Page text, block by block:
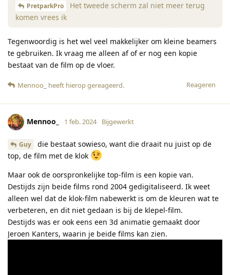
PretparkPro
Het tweede scherm zal niet meer terug
komen vrees ik
Tegenwoordig is het wel veel makkelijker om kleine beamers
te gebruiken. Ik vraag me alleen af of er nog een kopie
bestaat van de film op de vloer.
Reageren
Mennoo_ heeft hierop gereageerd.
Mennoo_ 1 feb. 2024 Bijgewerkt
Guy
die bestaat sowieso, want die draait nu juist op de
top, de film met de klok
Maar ook de oorspronkelijke top-film is een kopie van.
Destijds zijn beide films rond 2004 gedigitaliseerd. Ik weet
alleen wel dat de klok-film nabewerkt is om de kleuren wat te
verbeteren, en dit niet gedaan is bij de klepel-film.
Destijds was er ook eens een 3d animatie gemaakt door
Jeroen Kanters, waarin je beide films kan zien.